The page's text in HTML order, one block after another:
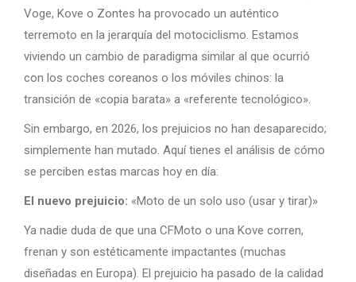
Voge, Kove o Zontes ha provocado un auténtico
terremoto en la jerarquía del motociclismo. Estamos
viviendo un cambio de paradigma similar al que ocurrió
con los coches coreanos o los móviles chinos: la
transición de «copia barata» a «referente tecnológico».
Sin embargo, en 2026, los prejuicios no han desaparecido;
simplemente han mutado. Aquí tienes el análisis de cómo
se perciben estas marcas hoy en día:
El nuevo prejuicio: «Moto de un solo uso (usar y tirar)»
Ya nadie duda de que una CFMoto o una Kove corren,
frenan y son estéticamente impactantes (muchas
diseñadas en Europa). El prejuicio ha pasado de la calidad